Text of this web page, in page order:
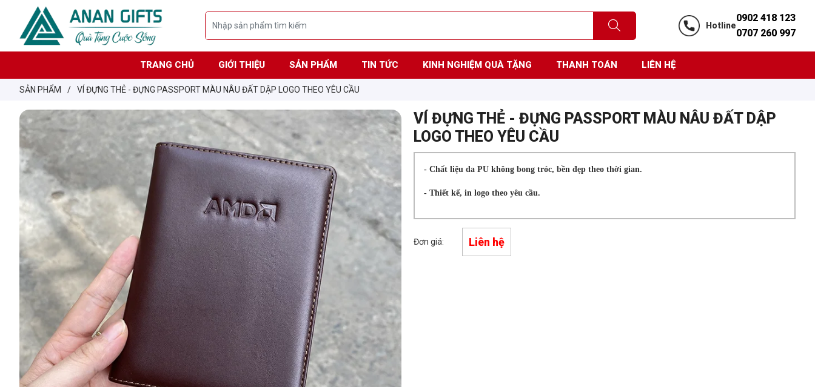
Hotline
0902 418 123
0707 260 997
TRANG CHỦ GIỚI THIỆU SẢN PHẨM TIN TỨC KINH NGHIỆM QUÀ TẶNG THANH TOÁN LIÊN HỆ
SẢN PHẨM / VÍ ĐỰNG THẺ - ĐỰNG PASSPORT MÀU NÂU ĐẤT DẬP LOGO THEO YÊU CẦU
VÍ ĐỰNG THẺ - ĐỰNG PASSPORT MÀU NÂU ĐẤT DẬP
LOGO THEO YÊU CẦU
- Chất liệu da PU không bong tróc, bền đẹp theo thời gian.
- Thiết kế, in logo theo yêu cầu.
Đơn giá: Liên hệ